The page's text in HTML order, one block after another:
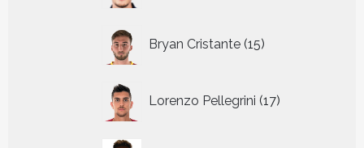
Bryan Cristante 15
producten
Lorenzo Pellegrini 17
producten